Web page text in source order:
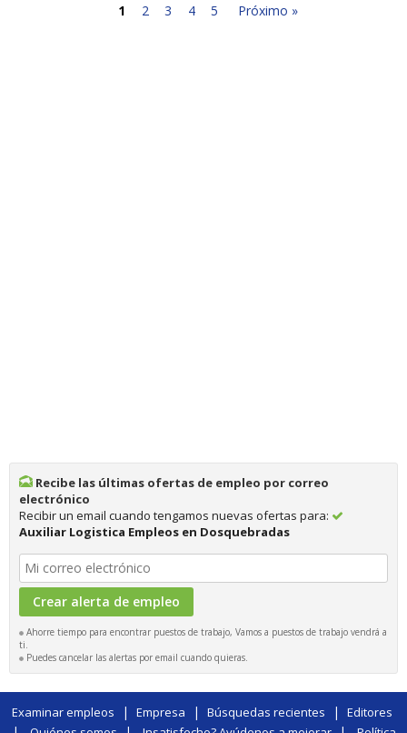
1 2 3 4 5 Próximo »
Recibe las últimas ofertas de empleo por correo
electrónico
Recibir un email cuando tengamos nuevas ofertas para:
Auxiliar Logistica Empleos en Dosquebradas
Ahorre tiempo para encontrar puestos de trabajo, Vamos a puestos de trabajo vendrá a
ti.
Puedes cancelar las alertas por email cuando quieras.
Examinar empleos | Empresa | Búsquedas recientes | Editores